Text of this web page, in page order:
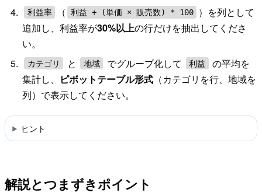
利益率 （ 利益 ÷ (単価 × 販売数) * 100
）を列として
追加し、利益率が30%以上の行だけを抽出してくださ
い。
カテゴリ と 地域 でグループ化して 利益
の平均を
集計し、
ピボットテーブル形式 （カテゴリを行、地域を
列）で表示してください。
ヒント
解説とつまずきポイント